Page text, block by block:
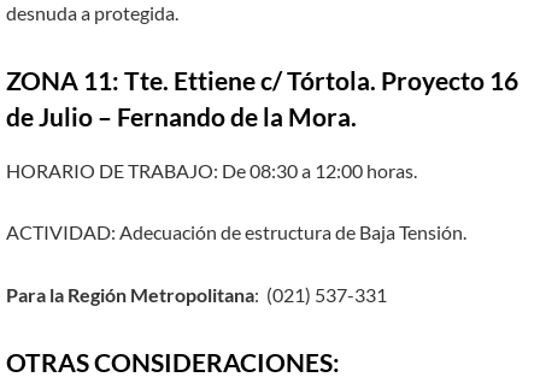
desnuda a protegida.
ZONA 11: Tte. Ettiene c/ Tórtola. Proyecto 16
de Julio – Fernando de la Mora.
HORARIO DE TRABAJO: De 08:30 a 12:00 horas.
ACTIVIDAD: Adecuación de estructura de Baja Tensión.
Para la Región Metropolitana: (021) 537-331
OTRAS CONSIDERACIONES: